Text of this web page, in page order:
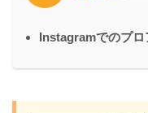
Instagramでのプ